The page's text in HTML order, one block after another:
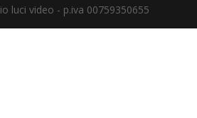
luci video - p.iva 00759350655